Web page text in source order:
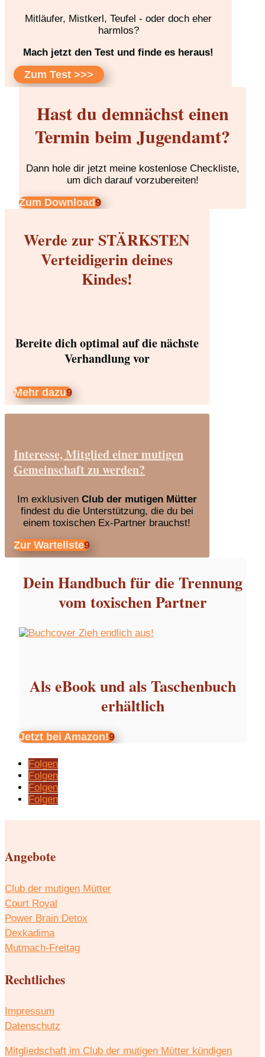
Mitläufer, Mistkerl, Teufel - oder doch eher
harmlos?
Mach jetzt den Test und finde es heraus!
Zum Test >>>
Hast du demnächst einen
Termin beim Jugendamt?
Dann hole dir jetzt meine kostenlose Checkliste,
um dich darauf vorzubereiten!
Zum Download
Werde zur STÄRKSTEN
Verteidigerin deines
Kindes!
Bereite dich optimal auf die nächste
Verhandlung vor
Mehr dazu
Interesse, Mitglied einer mutigen
Gemeinschaft zu werden?
Im exklusiven Club der mutigen Mütter
findest du die Unterstützung, die du bei
einem toxischen Ex-Partner brauchst!
Zur Warteliste
Dein Handbuch für die Trennung
vom toxischen Partner
Als eBook und als Taschenbuch
erhältlich
Jetzt bei Amazon!
Folgen
Folgen
Folgen
Folgen
Angebote
Club der mutigen Mütter
Court Royal
Power Brain Detox
Dexkadima
Mutmach-Freitag
Rechtliches
Impressum
Datenschutz
Mitgliedschaft im Club der mutigen Mütter kündigen